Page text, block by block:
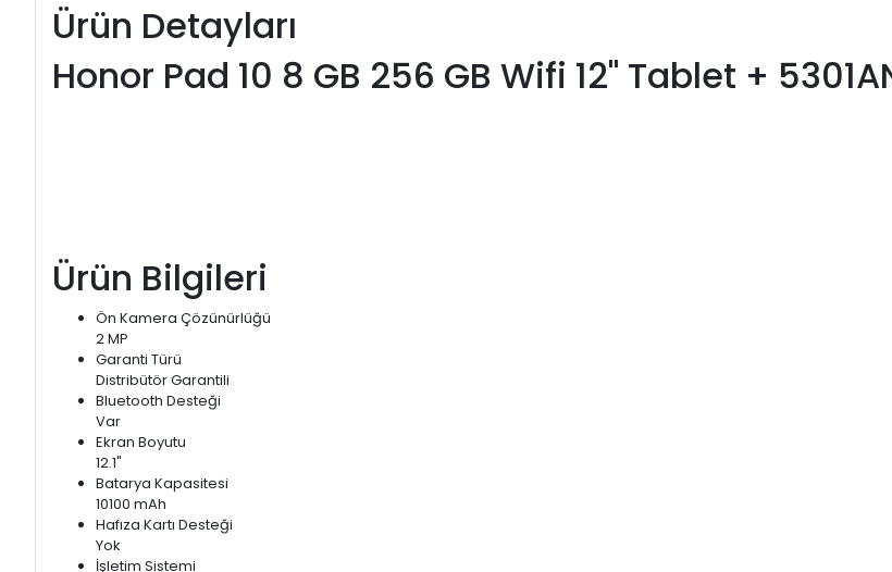
Ürün Detayları
Honor Pad 10 8 GB 256 GB Wifi 12" Tablet +
Ürün Bilgileri
Ön Kamera Çözünürlüğü
2 MP
Garanti Türü
Distribütör Garantili
Bluetooth Desteği
Var
Ekran Boyutu
12.1"
Batarya Kapasitesi
10100 mAh
Hafıza Kartı Desteği
Yok
İşletim Sistemi